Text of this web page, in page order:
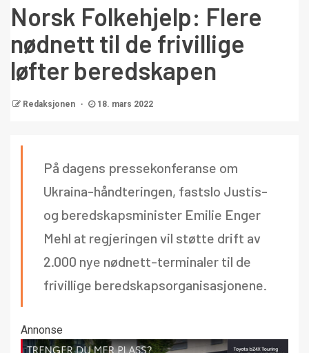
Norsk Folkehjelp: Flere
nødnett til de frivillige
løfter beredskapen
Redaksjonen 18. mars 2022
På dagens pressekonferanse om
Ukraina-håndteringen, fastslo Justis-
og beredskapsminister Emilie Enger
Mehl at regjeringen vil støtte drift av
2.000 nye nødnett-terminaler til de
frivillige beredskapsorganisasjonene.
Annonse